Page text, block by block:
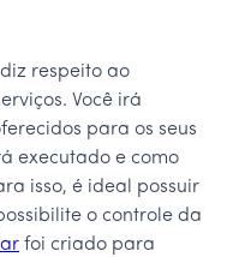
respeito ao
Você irá
para os seus
executado e como
isso, é ideal possuir
o controle da
foi criado para